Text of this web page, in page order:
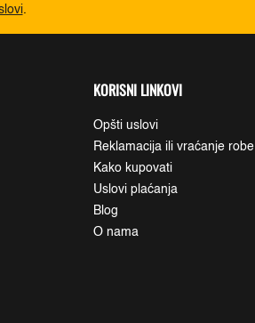
.
KORISNI LINKOVI
Opšti uslovi
Reklamacija ili vraćanje robe
Kako kupovati
Uslovi plaćanja
Blog
O nama